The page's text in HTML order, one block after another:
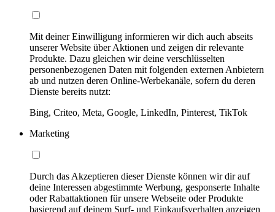
Mit deiner Einwilligung informieren wir dich auch abseits
unserer Website über Aktionen und zeigen dir relevante
Produkte. Dazu gleichen wir deine verschlüsselten
personenbezogenen Daten mit folgenden externen Anbietern
ab und nutzen deren Online-Werbekanäle, sofern du deren
Dienste bereits nutzt:
Bing, Criteo, Meta, Google, LinkedIn, Pinterest, TikTok
Marketing
Durch das Akzeptieren dieser Dienste können wir dir auf
deine Interessen abgestimmte Werbung, gesponserte Inhalte
oder Rabattaktionen für unsere Webseite oder Produkte
basierend auf deinem Surf- und Einkaufsverhalten anzeigen